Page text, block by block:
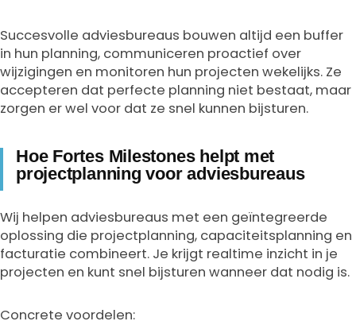
Succesvolle adviesbureaus bouwen altijd een buffer
in hun planning, communiceren proactief over
wijzigingen en monitoren hun projecten wekelijks. Ze
accepteren dat perfecte planning niet bestaat, maar
zorgen er wel voor dat ze snel kunnen bijsturen.
Hoe Fortes Milestones helpt met
projectplanning voor adviesbureaus
Wij helpen adviesbureaus met een geïntegreerde
oplossing die projectplanning, capaciteitsplanning en
facturatie combineert. Je krijgt realtime inzicht in je
projecten en kunt snel bijsturen wanneer dat nodig is.
Concrete voordelen: